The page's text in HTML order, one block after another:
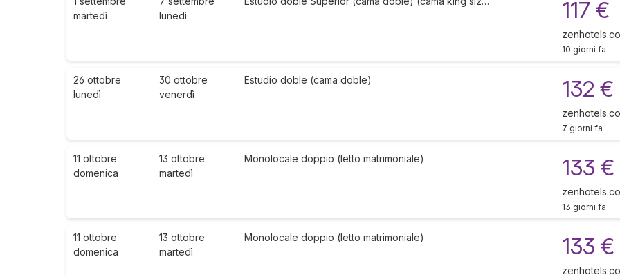
martedì
lunedì
117 €
10 giorni fa
26 ottobre
lunedì
30 ottobre
venerdì
Estudio doble (cama doble) 132 €
7 giorni fa
11 ottobre
domenica
13 ottobre
martedì
Monolocale doppio (letto matrimoniale) 133 €
13 giorni fa
11 ottobre
domenica
13 ottobre
martedì
Monolocale doppio (letto matrimoniale) 133 €